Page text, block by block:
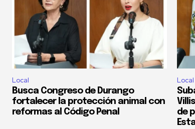
Local
Busca Congreso de Durango
fortalecer la protección animal con
reformas al Código Penal
Local
de